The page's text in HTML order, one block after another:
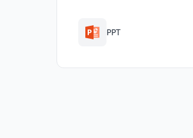
PPT